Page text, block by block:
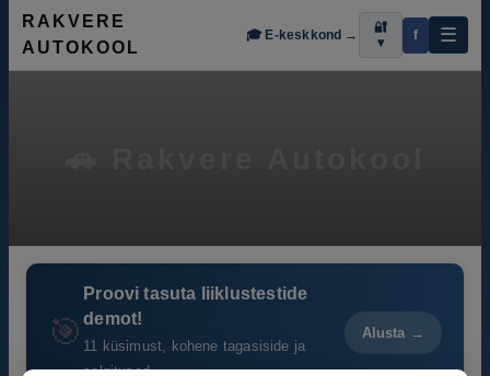
RAKVERE
AUTOKOOL
🎓E-keskkond →
🔐
▾
f ☰
🎯
Proovi tasuta liiklustestide
demot!
11 küsimust, kohene tagasiside ja
selgitused
Alusta →